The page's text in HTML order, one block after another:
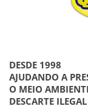
DESDE 1998
AJUDANDO A
O MEIO
DESCARTE